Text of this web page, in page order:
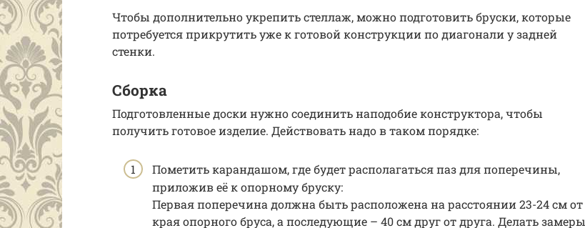
Чтобы дополнительно укрепить стеллаж, можно подготовить бруски, которые
потребуется прикрутить уже к готовой конструкции по диагонали у задней
стенки.
Сборка
Подготовленные доски нужно соединить наподобие конструктора, чтобы
получить готовое изделие. Действовать надо в таком порядке:
Пометить карандашом, где будет располагаться паз для поперечины,
приложив её к опорному бруску:
Первая поперечина должна быть расположена на расстоянии 23-24 см от
края опорного бруса, а последующие – 40 см друг от друга. Делать замеры